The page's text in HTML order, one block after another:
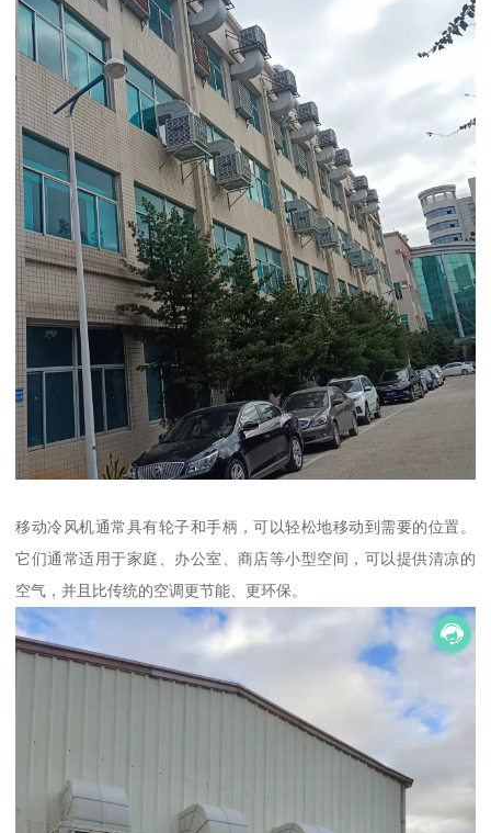
移动冷风机通常具有轮子和手柄，可以轻松地移动到需要的位置。
它们通常适用于家庭、办公室、商店等小型空间，可以提供清凉的
空气，并且比传统的空调更节能、更环保。